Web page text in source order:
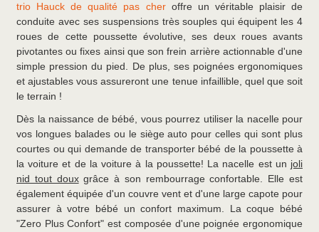
trio Hauck de qualité pas cheroffre un véritable plaisir de
conduite avec ses suspensions très souples qui équipent les 4
roues de cette poussette évolutive, ses deux roues avants
pivotantes ou fixes ainsi que son frein arrière actionnable d'une
simple pression du pied. De plus, ses poignées ergonomiques
et ajustables vous assureront une tenue infaillible, quel que soit
le terrain !
Dès la naissance de bébé, vous pourrez utiliser la nacelle pour
vos longues balades ou le siège auto pour celles qui sont plus
courtes ou qui demande de transporter bébé de la poussette à
la voiture et de la voiture à la poussette! La nacelle est un joli
nid tout douxgrâce à son rembourrage confortable. Elle est
également équipée d'un couvre vent et d'une large capote pour
assurer à votre bébé un confort maximum. La coque bébé
"Zero Plus Confort" est composée d'une poignée ergonomique